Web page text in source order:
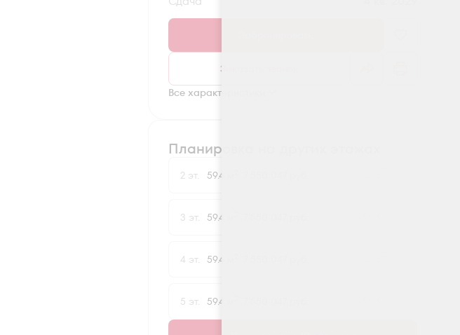
Заказать звонок
Все характеристики
Планировка на других этажах
2 эт. 59.4 м
3 эт. 59.4 м
4 эт. 59.4 м
5 эт. 59.4 м